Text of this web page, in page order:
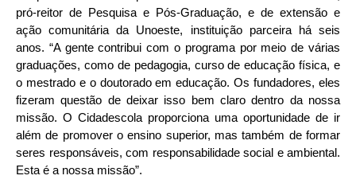
pró-reitor de Pesquisa e Pós-Graduação, e de extensão e
ação comunitária da Unoeste, instituição parceira há seis
anos. “A gente contribui com o programa por meio de várias
graduações, como de pedagogia, curso de educação física, e
o mestrado e o doutorado em educação. Os fundadores, eles
fizeram questão de deixar isso bem claro dentro da nossa
missão. O Cidadescola proporciona uma oportunidade de ir
além de promover o ensino superior, mas também de formar
seres responsáveis, com responsabilidade social e ambiental.
Esta é a nossa missão”.